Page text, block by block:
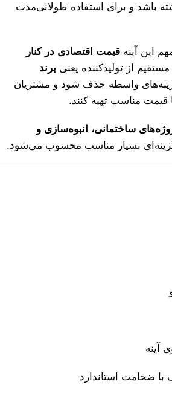
باشد و برای استفاده طولانی‌مدت
این آینه قیمت اقتصادی در کنار
از تولیدکننده یعنی برند
واسطه حذف شود و مشتریان
قیمت مناسب تهیه کنند.
ساختمانی، انبوه‌سازی و
بسیار مناسب محسوب می‌شود.
آینه
ضخامت استاندارد